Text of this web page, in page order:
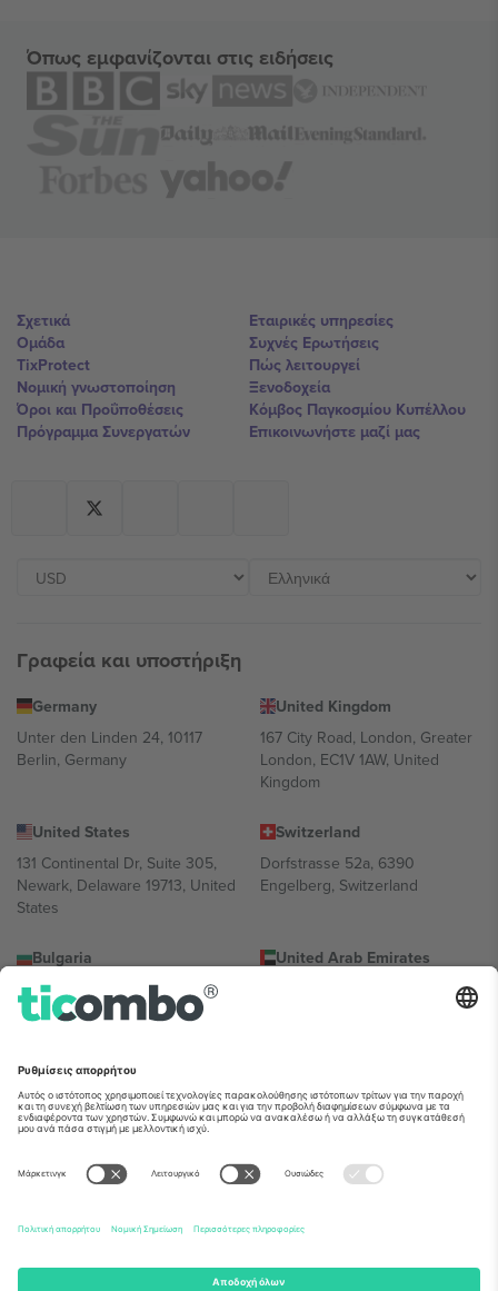
Όπως εμφανίζονται στις ειδήσεις
Σχετικά
Ομάδα
TixProtect
Νομική γνωστοποίηση
Όροι και Προΰποθέσεις
Πρόγραμμα Συνεργατών
Εταιρικές υπηρεσίες
Συχνές Ερωτήσεις
Πώς λειτουργεί
Ξενοδοχεία
Κόμβος Παγκοσμίου Κυπέλλου
Επικοινωνήστε μαζί μας
Γραφεία και υποστήριξη
Germany
Unter den Linden 24, 10117
Berlin, Germany
United Kingdom
167 City Road, London, Greater
London, EC1V 1AW, United
Kingdom
United States
131 Continental Dr, Suite 305,
Newark, Delaware 19713, United
States
Switzerland
Dorfstrasse 52a, 6390
Engelberg, Switzerland
Bulgaria
Regus Sofia City West, bul
Totleben 53-55, 1606 Sofia,
United Arab Emirates
UAE Dubai Silicon Oasis, DDP
Building A1, Office 302, Dubai,
Mexico
Av Chapultepec 360, Roma
Norte, Cuauhtémoc, 06700
Ciudad de México, CDMX,
Mexico
Η νομική οντότητα του παρόχου πλατφόρμας ενδέχεται να
τομέα. Για λεπτομέρειες ανατρέξτε στη σελίδα της συγκεκριμένης